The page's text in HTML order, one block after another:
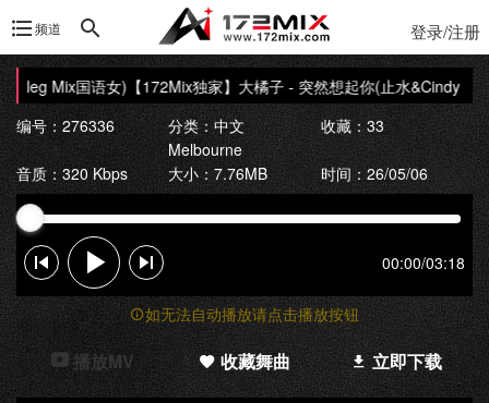
频道 登录/注册
Mix国语女)【172Mix独家】大橘子 - 突然想起你(止水&Cindy
编号：276336
分类：中文
Melbourne
收藏：33
音质：320 Kbps 大小：7.76MB 时间：26/05/06
00:00/03:18
如无法自动播放请点击播放按钮
播放MV 收藏舞曲 立即下载